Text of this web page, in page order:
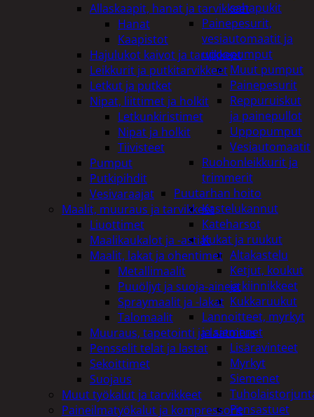
sahapukit
Painepesurit,
vesiautomaatit ja
uppopumput
Muut pumput
Painepesurit
Reppuruiskut
ja painepullot
Uppopumput
Vesiautomaatit
Ruohonleikkurit ja
trimmerit
Puutarhan hoito
Kastelukannut
Kateharsot
Kukat ja ruukut
Altakastelu
Ketjut, koukut
ja kiinnikkeet
Kukkaruukut
Lannoitteet, myrkyt
ja siemenet
Lisäravinteet
Myrkyt
Siemenet
Pensastuet
Allaskaapit, hanat ja tarvikkeet
Hanat
Kaapistot
Hajulukot kaivot ja tarvikkeet
Leikkurit ja putkitarvikkeet
Letkut ja putket
Nipat, liittimet ja holkit
Letkunkiristimet
Nipat ja holkit
Tiivisteet
Pumput
Putkipihdit
Vesivaraajat
Maalit, muuraus ja tarvikkeet
Liuottimet
Maalikaukalot ja -astiat
Maalit, lakat ja ohentimet
Metallimaalit
Puuöljyt ja suoja-aineet
Spraymaalit ja -lakat
Talomaalit
Muuraus, tapetointi ja laatoitus
Pensselit telat ja lastat
Sekoittimet
Suojaus
Muut työkalut ja tarvikkeet
Paineilmatyökalut ja kompressorit